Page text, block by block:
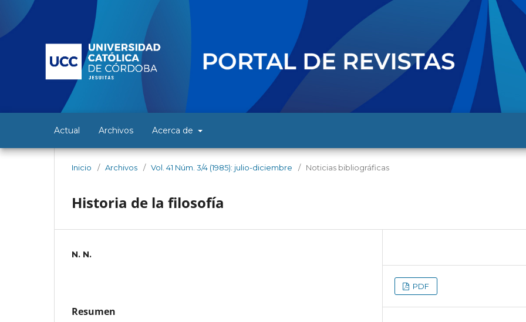
Actual Archivos Acerca de
Inicio / Archivos / Vol. 41 Núm. 3/4 (1985): julio-diciembre / Noticias bibliográficas
Historia de la filosofía
N. N.
Resumen
PDF